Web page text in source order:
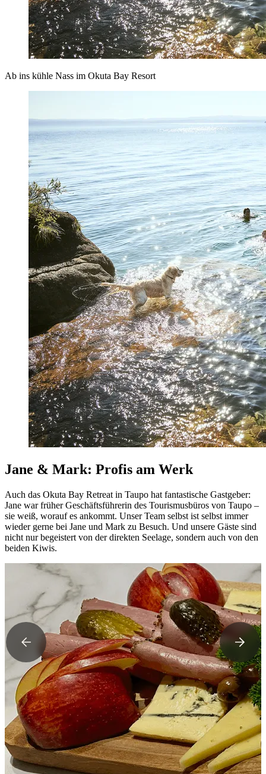
Ab ins kühle Nass im Okuta Bay Resort
Jane & Mark: Profis am Werk
Auch das Okuta Bay Retreat in Taupo hat fantastische Gastgeber:
Jane war früher Geschäftsführerin des Tourismusbüros von Taupo –
sie weiß, worauf es ankommt. Unser Team selbst ist selbst immer
wieder gerne bei Jane und Mark zu Besuch. Und unsere Gäste sind
nicht nur begeistert von der direkten Seelage, sondern auch von den
beiden Kiwis.